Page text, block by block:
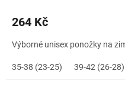
264 Kč
Výborné unisex ponožky na
35-38 (23-25) 39-42 (26-28)